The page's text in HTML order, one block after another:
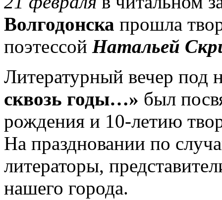
Волгодонска прошла
поэтессой Натальей
Литературный вечер под
сквозь годы…» был
рождения и 10-летию
На праздновании по
литераторы,
нашего города.